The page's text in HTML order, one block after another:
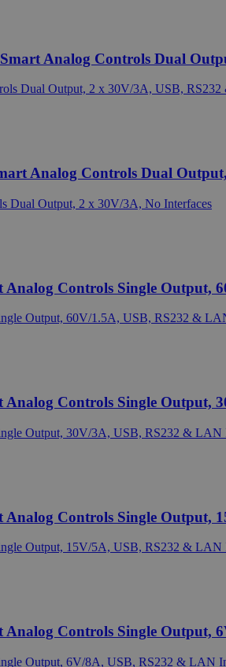
Analog Controls Dual
Analog Controls Dual
Controls Single Output,
Controls Single Output,
Controls Single Output,
Controls Single Output,